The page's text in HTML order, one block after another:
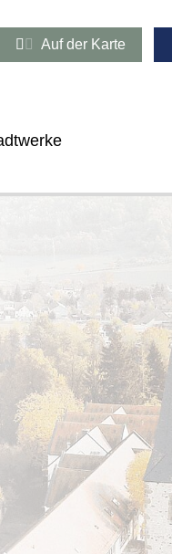
Auf der Karte